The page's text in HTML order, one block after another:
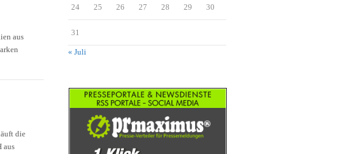
aus
die
aus
24 25 26 27 28 29 30
31
« Juli